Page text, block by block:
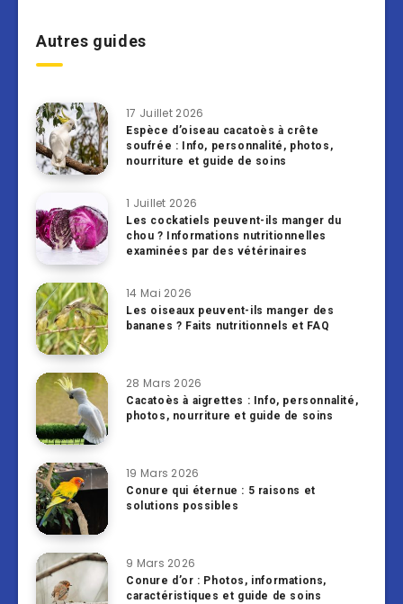
Autres guides
17 Juillet 2026
Espèce d’oiseau cacatoès à crête
soufrée : Info, personnalité, photos,
nourriture et guide de soins
1 Juillet 2026
Les cockatiels peuvent-ils manger du
chou ? Informations nutritionnelles
examinées par des vétérinaires
14 Mai 2026
Les oiseaux peuvent-ils manger des
bananes ? Faits nutritionnels et FAQ
28 Mars 2026
Cacatoès à aigrettes : Info, personnalité,
photos, nourriture et guide de soins
19 Mars 2026
Conure qui éternue : 5 raisons et
solutions possibles
9 Mars 2026
Conure d’or : Photos, informations,
caractéristiques et guide de soins